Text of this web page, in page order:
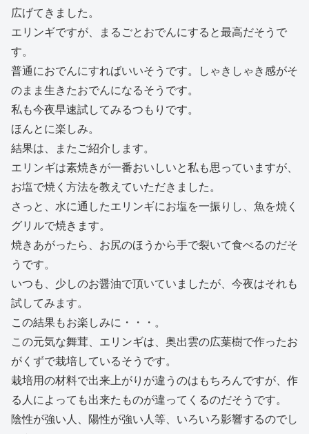
広げてきました。
エリンギですが、まるごとおでんにすると最高だそうで
す。
普通におでんにすればいいそうです。しゃきしゃき感がそ
のまま生きたおでんになるそうです。
私も今夜早速試してみるつもりです。
ほんとに楽しみ。
結果は、またご紹介します。
エリンギは素焼きが一番おいしいと私も思っていますが、
お塩で焼く方法を教えていただきました。
さっと、水に通したエリンギにお塩を一振りし、魚を焼く
グリルで焼きます。
焼きあがったら、お尻のほうから手で裂いて食べるのだそ
うです。
いつも、少しのお醤油で頂いていましたが、今夜はそれも
試してみます。
この結果もお楽しみに・・・。
この元気な舞茸、エリンギは、奥出雲の広葉樹で作ったお
がくずで栽培しているそうです。
栽培用の材料で出来上がりが違うのはもちろんですが、作
る人によっても出来たものが違ってくるのだそうです。
陰性が強い人、陽性が強い人等、いろいろ影響するのでし